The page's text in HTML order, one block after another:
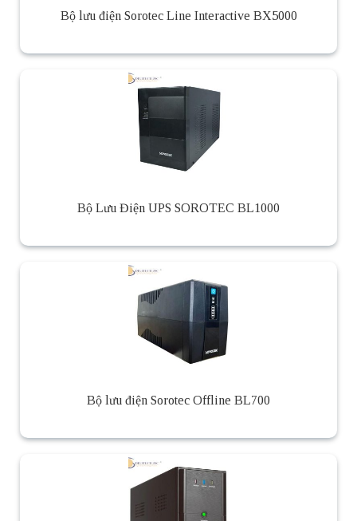
Bộ lưu điện Sorotec Line Interactive BX5000
Bộ Lưu Điện UPS SOROTEC BL1000
Bộ lưu điện Sorotec Offline BL700